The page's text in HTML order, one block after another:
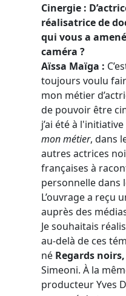
Cinergie :
réalisatrice de
qui vous a
caméra ?
Aïssa Maïga :
toujours voulu
mon métier
de pouvoir être
j’ai été à
mon métier, dans
autres actrices
françaises à
personnelle dans
L’ouvrage a reçu
auprès des
Je souhaitais
au-delà de ces
né Regards noirs,
Simeoni. À la
producteur Yves